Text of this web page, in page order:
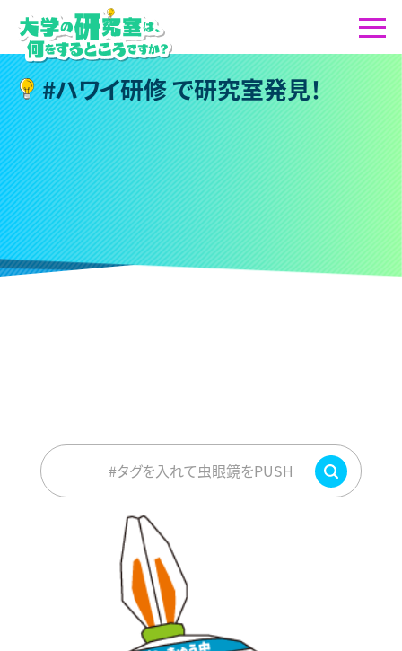
#ハワイ研修で研究室発見！
#タグを入れて虫眼鏡をPUSH